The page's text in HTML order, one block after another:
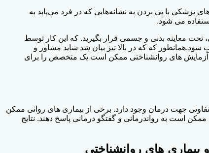
پزشکی با پی بردن به نشانه‌هایی که در فرد می‌یابد به
معاینه بدنی و جسمی قرار بگیرید. که این کار توسط
که که در بالا نیز بیان شد شاید مشاور و
یا آزمایش های روانشناختی ممکن است یک متخصص را برای
جهت درمان وجود دارد. برخی از بیماری های روانی ممکن
است به رواندرمانی و گفتگو درمانی پاسخ دهند. نتایج
های روانشناختی